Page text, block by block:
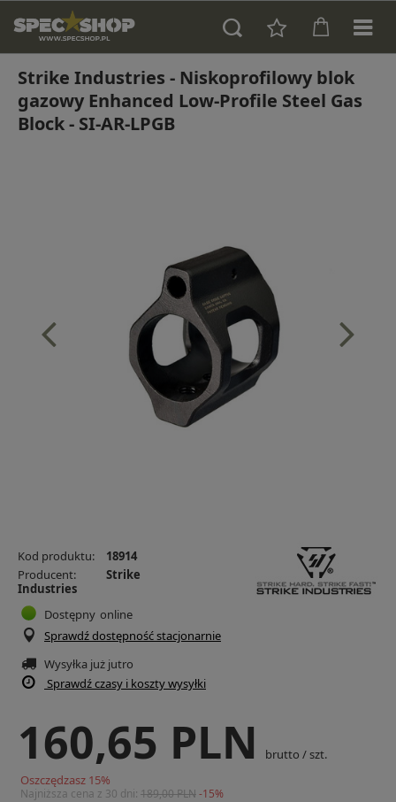
Strike Industries - Niskoprofilowy blok
gazowy Enhanced Low-Profile Steel Gas
Block - SI-AR-LPGB
Kod produktu:
18914
Producent:
Strike
Industries
Dostępny online
Sprawdź dostępność stacjonarnie
Wysyłka już jutro
Sprawdź czasy i koszty wysyłki
160,65 PLN brutto /szt.
Oszczędzasz 15%
Najniższa cena z 30 dni: 189,00 PLN-15%